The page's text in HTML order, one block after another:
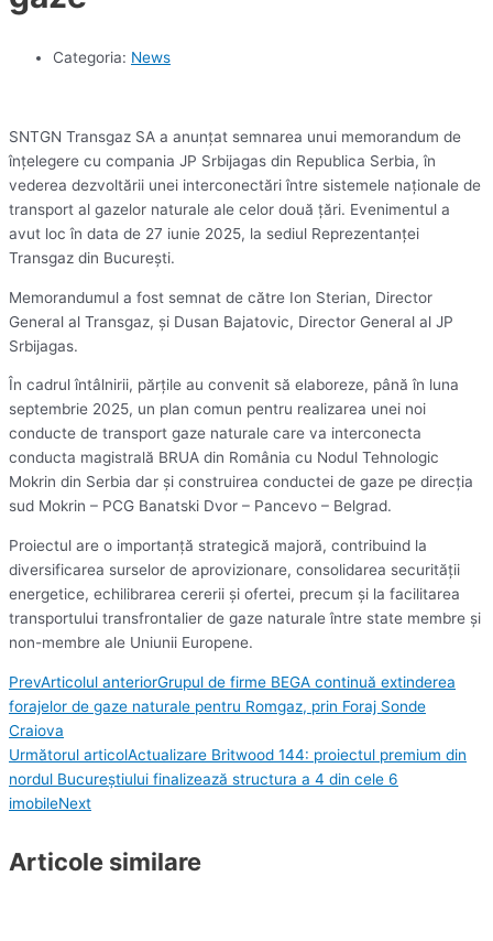
Categoria: News
SNTGN Transgaz SA a anunțat semnarea unui memorandum de
înțelegere cu compania JP Srbijagas din Republica Serbia, în
vederea dezvoltării unei interconectări între sistemele naționale de
transport al gazelor naturale ale celor două țări. Evenimentul a
avut loc în data de 27 iunie 2025, la sediul Reprezentanței
Transgaz din București.
Memorandumul a fost semnat de către Ion Sterian, Director
General al Transgaz, și Dusan Bajatovic, Director General al JP
Srbijagas.
În cadrul întâlnirii, părțile au convenit să elaboreze, până în luna
septembrie 2025, un plan comun pentru realizarea unei noi
conducte de transport gaze naturale care va interconecta
conducta magistrală BRUA din România cu Nodul Tehnologic
Mokrin din Serbia dar și construirea conductei de gaze pe direcția
sud Mokrin – PCG Banatski Dvor – Pancevo – Belgrad.
Proiectul are o importanță strategică majoră, contribuind la
diversificarea surselor de aprovizionare, consolidarea securității
energetice, echilibrarea cererii și ofertei, precum și la facilitarea
transportului transfrontalier de gaze naturale între state membre și
non-membre ale Uniunii Europene.
PrevArticolul anteriorGrupul de firme BEGA continuă extinderea
forajelor de gaze naturale pentru Romgaz, prin Foraj Sonde
Craiova
Următorul articolActualizare Britwood 144: proiectul premium din
nordul Bucureștiului finalizează structura a 4 din cele 6
imobileNext
Articole similare